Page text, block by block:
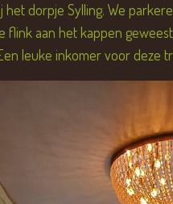
het dorpje Sylling. We
flink aan het kappen
leuke inkomer voor deze